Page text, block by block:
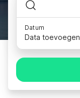
Datum
Data toevoegen